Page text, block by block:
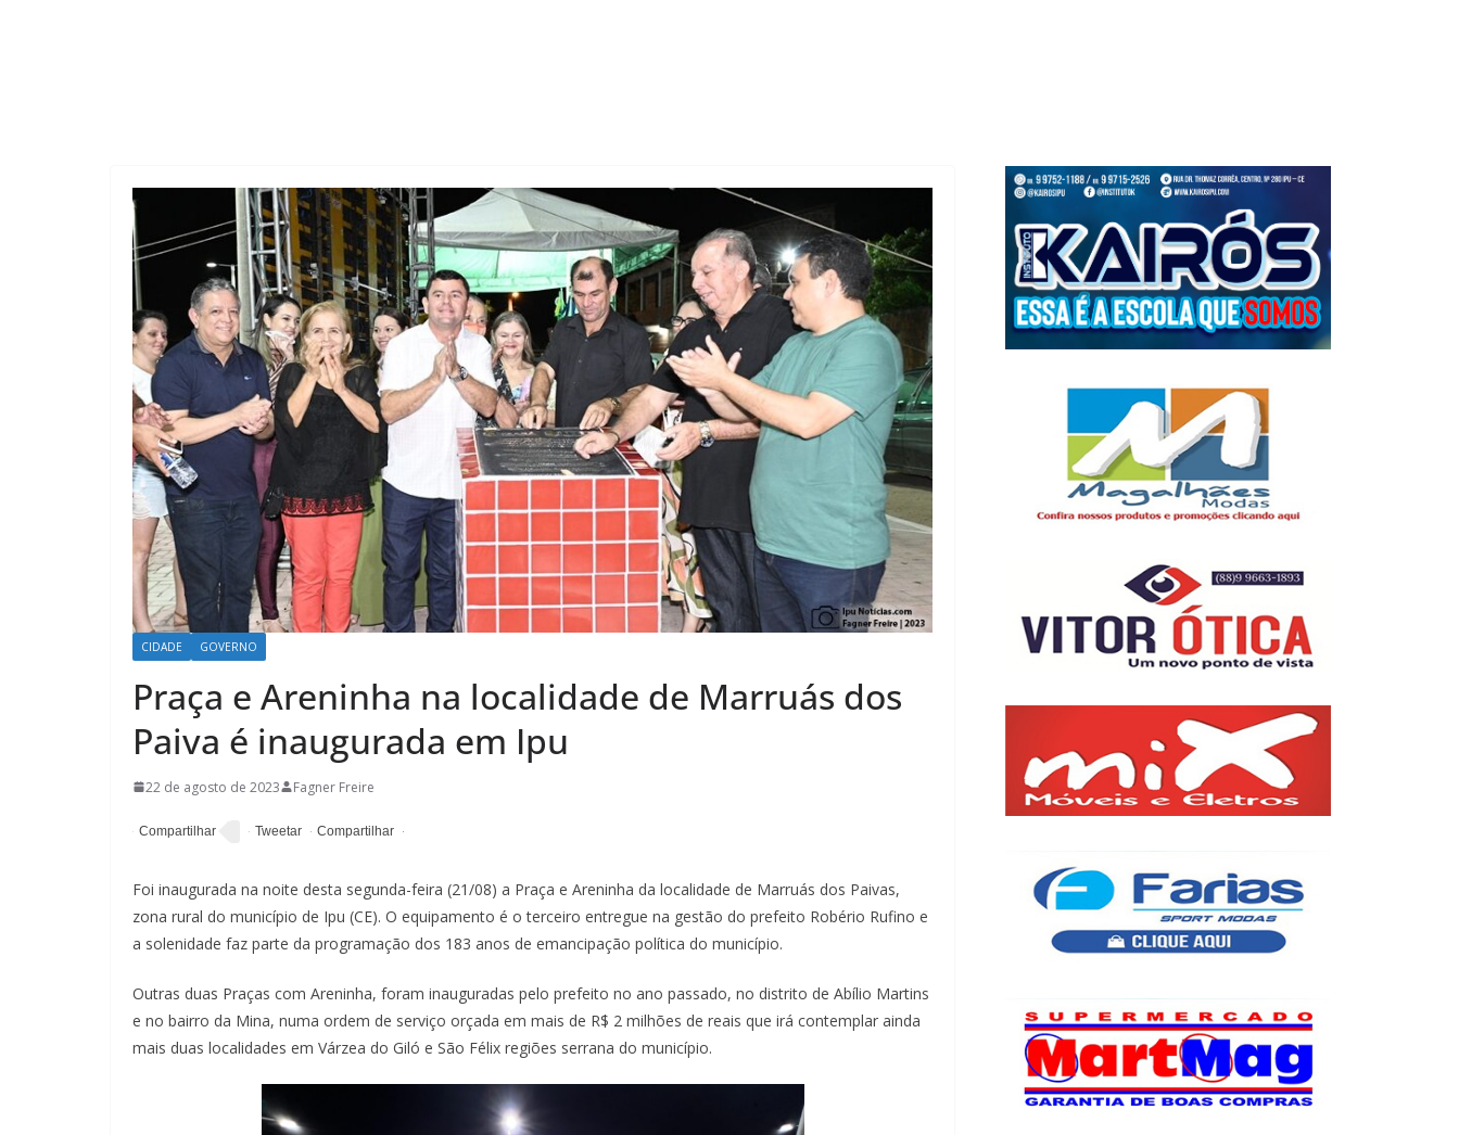
CIDADE GOVERNO
Praça e Areninha na localidade de Marruás dos
Paiva é inaugurada em Ipu
22 de agosto de 2023 Fagner Freire
Foi inaugurada na noite desta segunda-feira (21/08) a Praça e Areninha da localidade de Marruás dos Paivas,
zona rural do município de Ipu (CE). O equipamento é o terceiro entregue na gestão do prefeito Robério Rufino e
a solenidade faz parte da programação dos 183 anos de emancipação política do município.
Outras duas Praças com Areninha, foram inauguradas pelo prefeito no ano passado, no distrito de Abílio Martins
e no bairro da Mina, numa ordem de serviço orçada em mais de R$ 2 milhões de reais que irá contemplar ainda
mais duas localidades em Várzea do Giló e São Félix regiões serrana do município.